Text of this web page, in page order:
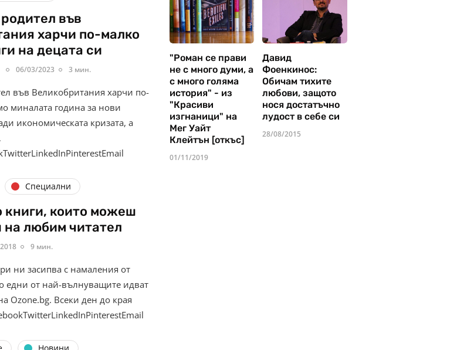
във
харчи по-малко
на децата си
06/03/2023 3 мин.
във Великобритания харчи по-
миналата година за нови
икономическата кризата, а
Специални
книги, които можеш
любим читател
9 мин.
ни засипва с намаления от
едни от най-вълнуващите идват
Ozone.bg. Всеки ден до края
"Роман се прави
не с много думи, а
с много голяма
история" - из
"Красиви
изгнаници" на
Мег Уайт
Клейтън [откъс]
01/11/2019
Давид
Фоенкинос:
Обичам тихите
любови, защото
нося достатъчно
лудост в себе си
28/08/2015